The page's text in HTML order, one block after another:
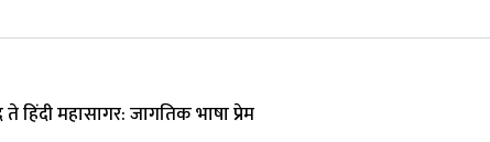
हिंदी महासागर: जागतिक भाषा प्रेम